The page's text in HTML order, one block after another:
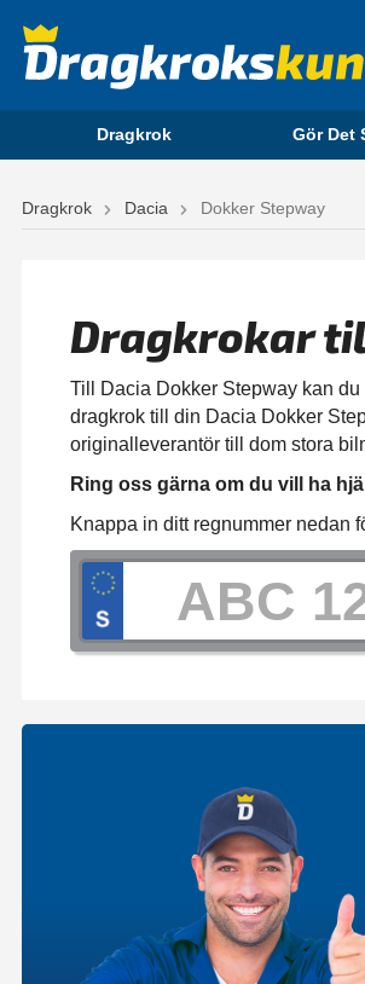
Dragkrok Gör Det
Dragkrok Dacia Dokker Stepway
Dragkrokar till
Till Dacia Dokker Stepway kan
dragkrok till din Dacia Dokker
originalleverantör till dom stora
Ring oss gärna om du vill ha
Knappa in ditt regnummer nedan